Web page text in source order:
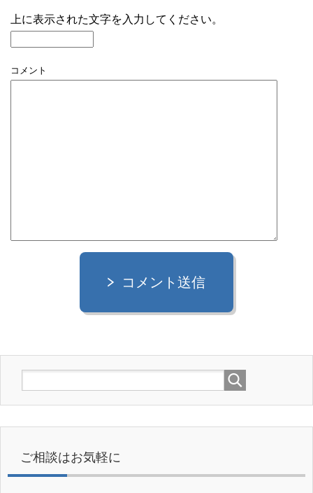
上に表示された文字を入力してください。
コメント
コメント送信
ご相談はお気軽に